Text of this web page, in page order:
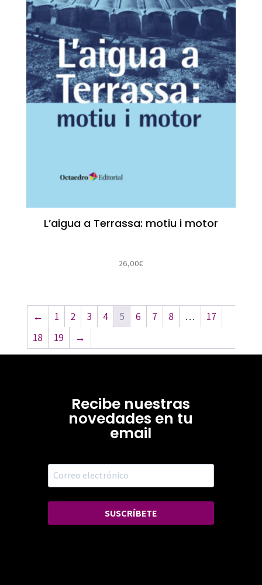
L’aigua a Terrassa: motiu i motor
26,00€
← 1 2 3 4 5 6 7 8 …
17
18
19 →
Recibe nuestras
novedades en tu
email
SUSCRÍBETE